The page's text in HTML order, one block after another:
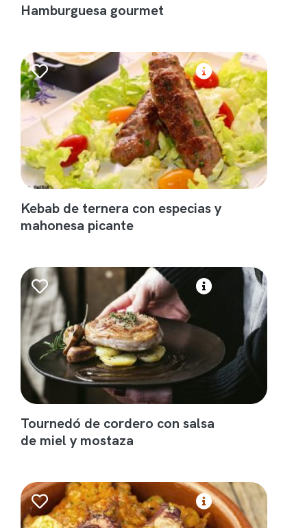
Hamburguesa gourmet
Kebab de ternera con especias y
mahonesa picante
Tournedó de cordero con salsa
de miel y mostaza